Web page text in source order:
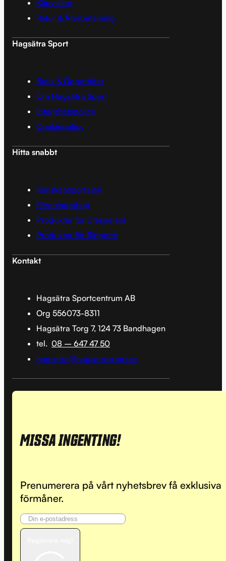
Köpvillkor
Retur & Återbetalning
Hagsätra Sport
Butik & Öppettider
Om Hagsätra Sport
Integritetspolicy
Cookiepolicy
Hitta snabbt
Kunskapsportalen
Föreningsshop
Produkter för Utespelare
Produkter för Ringette
Kontakt
Hagsätra Sportcentrum AB
Org 556073-8311
Hagsätra Torg 7, 124 73 Bandhagen
tel. 08 – 647 47 50
hagsatra@hagsatrasport.se
MISSA INGENTING!
Prenumerera på vårt nyhetsbrev få exklusiva
förmåner.